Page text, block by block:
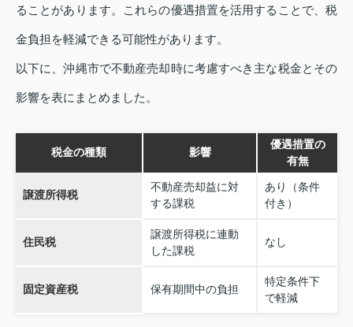
ることがあります。これらの優遇措置を活用することで、税
金負担を軽減できる可能性があります。
以下に、沖縄市で不動産売却時に考慮すべき主な税金とその
影響を表にまとめました。
税金の種類 影響
優遇措置の
有無
譲渡所得税
不動産売却益に対
する課税
あり（条件
付き）
住民税
譲渡所得税に連動
した課税
なし
固定資産税 保有期間中の負担
特定条件下
で軽減